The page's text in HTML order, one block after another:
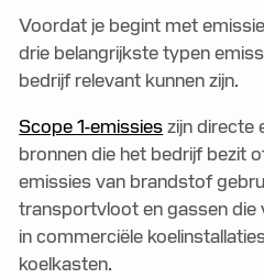
Voordat je begint met
drie belangrijkste typen
bedrijf relevant kunnen zijn.
Scope 1-emissieszijn directe
bronnen die het bedrijf bezit
emissies van brandstof
transportvloot en gassen die
in commerciële
koelkasten.